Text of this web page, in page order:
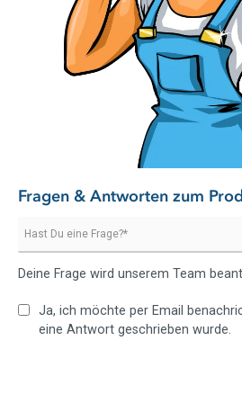
Fragen & Antworten zum
Deine Frage wird unserem Team
Ja, ich möchte per Email
eine Antwort geschrieben wurde.